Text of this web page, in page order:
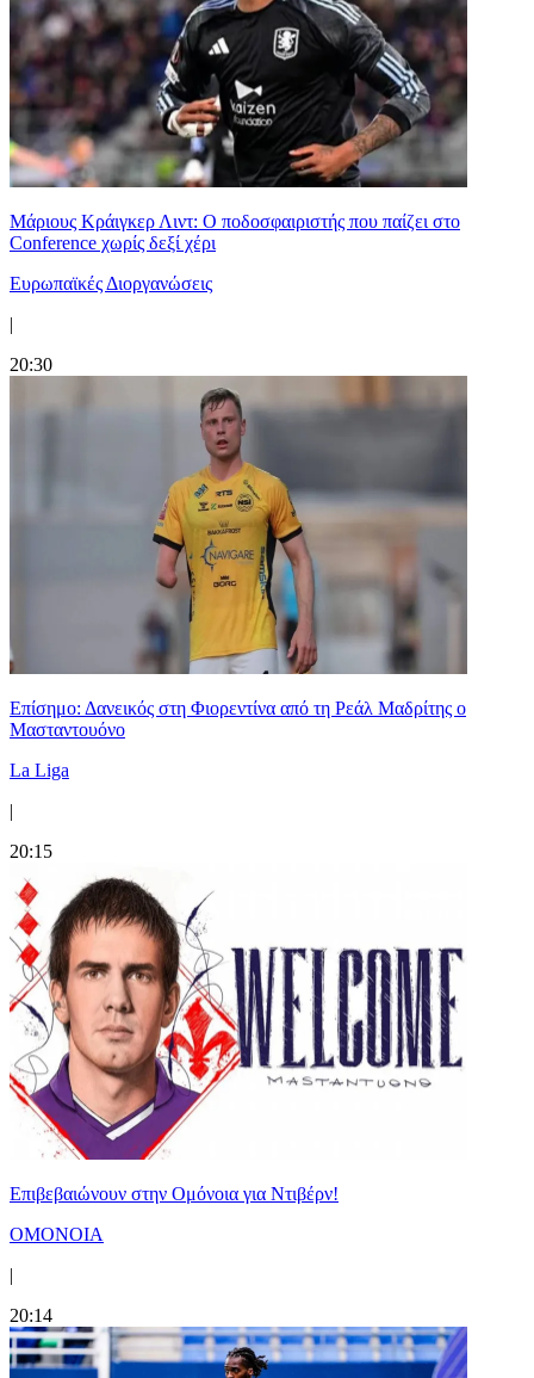
Μάριους Κράιγκερ Λιντ: Ο ποδοσφαιριστής που παίζει στο
Conference χωρίς δεξί χέρι
Ευρωπαϊκές Διοργανώσεις
|
20:30
Επίσημο: Δανεικός στη Φιορεντίνα από τη Ρεάλ Μαδρίτης ο
Μασταντουόνο
La Liga
|
20:15
Επιβεβαιώνουν στην Ομόνοια για Ντιβέρν!
ΟΜΟΝΟΙΑ
|
20:14